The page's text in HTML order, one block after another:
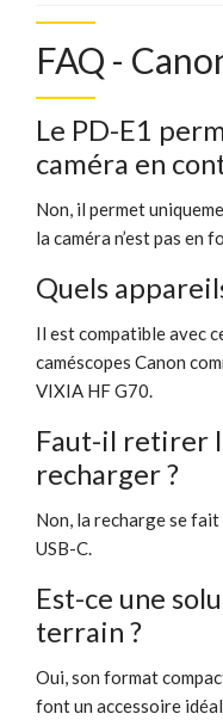
FAQ -
Le PD-E1
caméra en
Non, il permet
la caméra n’est pas en
Quels
Il est compatible avec
caméscopes Canon
VIXIA HF G70.
Faut-il retirer
recharger ?
Non, la recharge se
USB-C.
Est-ce une
terrain ?
Oui, son format
font un accessoire